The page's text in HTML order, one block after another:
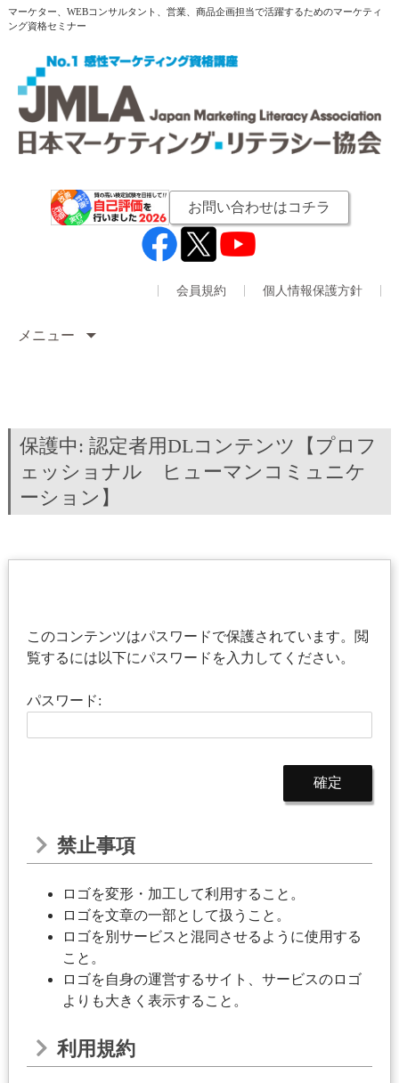
マーケター、WEBコンサルタント、営業、商品企画担当で活躍するためのマーケティ
ング資格セミナー
お問い合わせはコチラ
会員規約 個人情報保護方針
メニュー
保護中: 認定者用DLコンテンツ【プロフ
ェッショナル ヒューマンコミュニケ
ーション】
このコンテンツはパスワードで保護されています。閲
覧するには以下にパスワードを入力してください。
パスワード:
禁止事項
ロゴを変形・加工して利用すること。
ロゴを文章の一部として扱うこと。
ロゴを別サービスと混同させるように使用する
こと。
ロゴを自身の運営するサイト、サービスのロゴ
よりも大きく表示すること。
利用規約